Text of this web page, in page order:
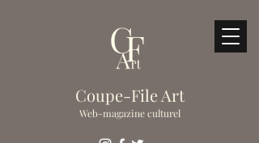
Coupe-File Art
Web-magazine culturel